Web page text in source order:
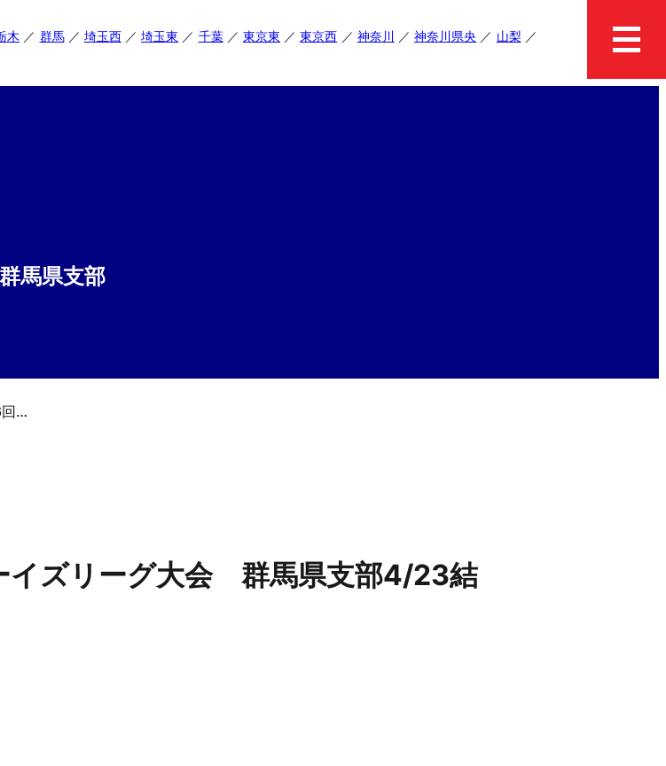
木 群馬 埼玉西 埼玉東 千葉 東京東 東京西 神奈川 神奈川県央
山梨
群馬県支部
メニコン杯第26回関東ボーイズリーグ大会 群馬県支部4/23結果
イズリーグ大会 群馬県支部4/23結